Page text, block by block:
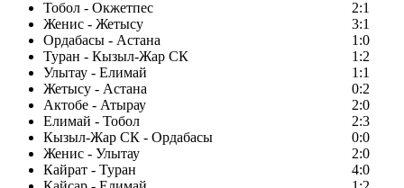
Тобол - Окжетпес
2:1
Женис - Жетысу
3:1
Ордабасы - Астана
1:0
Туран - Кызыл-Жар СК
1:2
Улытау - Елимай
1:1
Жетысу - Астана
0:2
Актобе - Атырау
2:0
Елимай - Тобол
2:3
Кызыл-Жар СК - Ордабасы
0:0
Женис - Улытау
2:0
Кайрат - Туран
4:0